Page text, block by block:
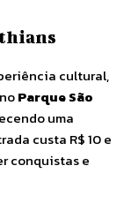
cultural,
Parque São
uma
custa R$ 10 e
conquistas e